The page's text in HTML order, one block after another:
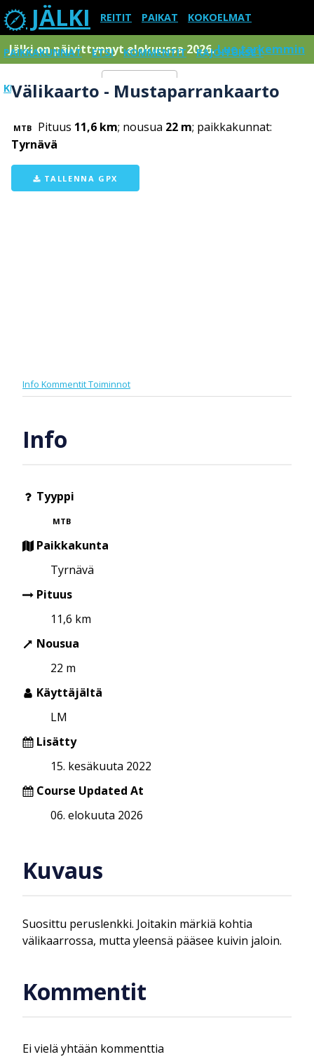
JÄLKI REITIT PAIKAT KOKOELMAT
PAIKKAKUNNAT ETSI KOMMENTIT RAJOITUKSET
KIRJAUDU SISÄÄN Menu
Jälki on päivittynnyt elokuussa 2026.Lue tarkemmin
Välikaarto - Mustaparrankaarto
MTB Pituus 11,6 km; nousua 22 m; paikkakunnat:
Tyrnävä
TALLENNA GPX
Info KommentitToiminnot
Info
Tyyppi
MTB
Paikkakunta
Tyrnävä
Pituus
11,6 km
Nousua
22 m
Käyttäjältä
LM
Lisätty
15. kesäkuuta 2022
Course Updated At
06. elokuuta 2026
Kuvaus
Suosittu peruslenkki. Joitakin märkiä kohtia
välikaarrossa, mutta yleensä pääsee kuivin jaloin.
Kommentit
Ei vielä yhtään kommenttia